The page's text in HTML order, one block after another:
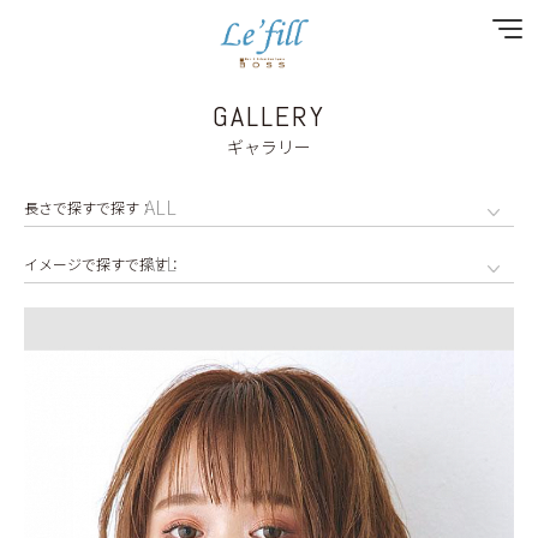
SPECIAL MENU
MENU
SHOP&STAFF
GALLERY
RECRUIT
GALLERY
ギャラリー